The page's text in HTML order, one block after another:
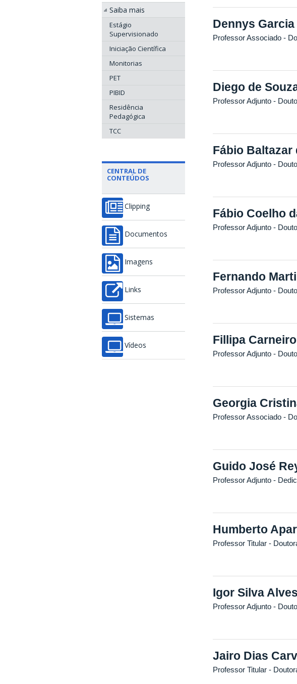
Saiba mais
Estágio
Supervisionado
Iniciação Científica
Monitorias
PET
PIBID
Residência
Pedagógica
TCC
CENTRAL DE
CONTEÚDOS
Clipping
Documentos
Imagens
Links
Sistemas
Vídeos
Dennys
Professor Associado -
Diego de
Professor Adjunto -
Fábio
Professor Adjunto -
Fábio Coelho
Professor Adjunto -
Fernando
Professor Adjunto -
Fillipa
Professor Adjunto -
Georgia
Professor Associado -
Guido José
Professor Adjunto -
Humberto
Professor Titular -
Igor Silva Alves
Professor Adjunto -
Jairo Dias
Professor Titular -